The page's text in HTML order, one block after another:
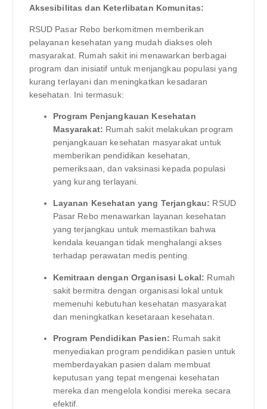
Aksesibilitas dan Keterlibatan Komunitas:
RSUD Pasar Rebo berkomitmen memberikan
pelayanan kesehatan yang mudah diakses oleh
masyarakat. Rumah sakit ini menawarkan berbagai
program dan inisiatif untuk menjangkau populasi yang
kurang terlayani dan meningkatkan kesadaran
kesehatan. Ini termasuk:
Program Penjangkauan Kesehatan
Masyarakat: Rumah sakit melakukan program
penjangkauan kesehatan masyarakat untuk
memberikan pendidikan kesehatan,
pemeriksaan, dan vaksinasi kepada populasi
yang kurang terlayani.
Layanan Kesehatan yang Terjangkau: RSUD
Pasar Rebo menawarkan layanan kesehatan
yang terjangkau untuk memastikan bahwa
kendala keuangan tidak menghalangi akses
terhadap perawatan medis penting.
Kemitraan dengan Organisasi Lokal: Rumah
sakit bermitra dengan organisasi lokal untuk
memenuhi kebutuhan kesehatan masyarakat
dan meningkatkan kesetaraan kesehatan.
Program Pendidikan Pasien: Rumah sakit
menyediakan program pendidikan pasien untuk
memberdayakan pasien dalam membuat
keputusan yang tepat mengenai kesehatan
mereka dan mengelola kondisi mereka secara
efektif.